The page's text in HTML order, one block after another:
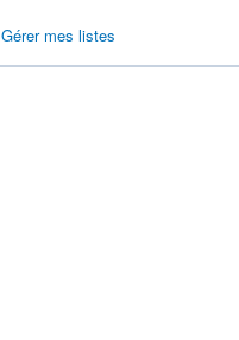
Gérer mes listes